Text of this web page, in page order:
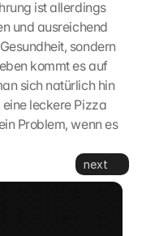
ist allerdings
und ausreichend
sondern
kommt es auf
sich natürlich hin
leckere Pizza
Problem, wenn es
next